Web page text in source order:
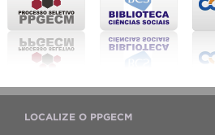
LOCALIZE O PPGECM